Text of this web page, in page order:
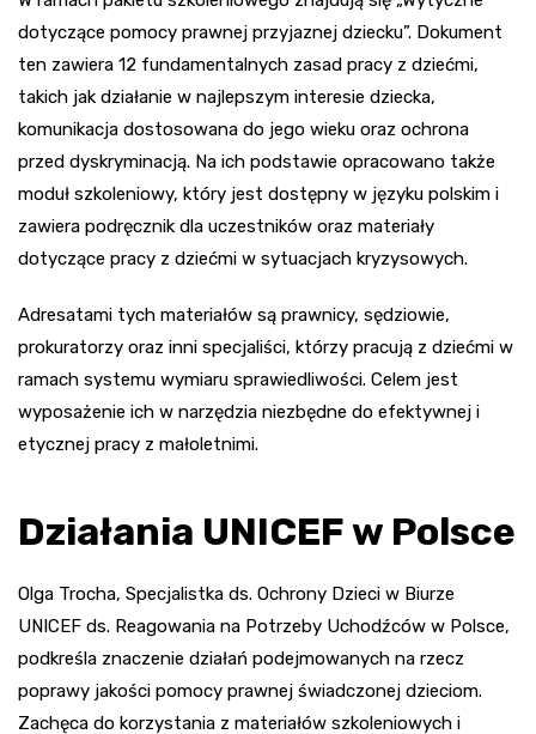
dotyczące pomocy prawnej przyjaznej dziecku”. Dokument
ten zawiera 12 fundamentalnych zasad pracy z dziećmi,
takich jak działanie w najlepszym interesie dziecka,
komunikacja dostosowana do jego wieku oraz ochrona
przed dyskryminacją. Na ich podstawie opracowano także
moduł szkoleniowy, który jest dostępny w języku polskim i
zawiera podręcznik dla uczestników oraz materiały
dotyczące pracy z dziećmi w sytuacjach kryzysowych.
Adresatami tych materiałów są prawnicy, sędziowie,
prokuratorzy oraz inni specjaliści, którzy pracują z dziećmi w
ramach systemu wymiaru sprawiedliwości. Celem jest
wyposażenie ich w narzędzia niezbędne do efektywnej i
etycznej pracy z małoletnimi.
Działania UNICEF w Polsce
Olga Trocha, Specjalistka ds. Ochrony Dzieci w Biurze
UNICEF ds. Reagowania na Potrzeby Uchodźców w Polsce,
podkreśla znaczenie działań podejmowanych na rzecz
poprawy jakości pomocy prawnej świadczonej dzieciom.
Zachęca do korzystania z materiałów szkoleniowych i